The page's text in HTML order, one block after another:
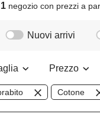
1 negoziocon prezzi a
Nuovi arrivi
Prezzo
Cotone